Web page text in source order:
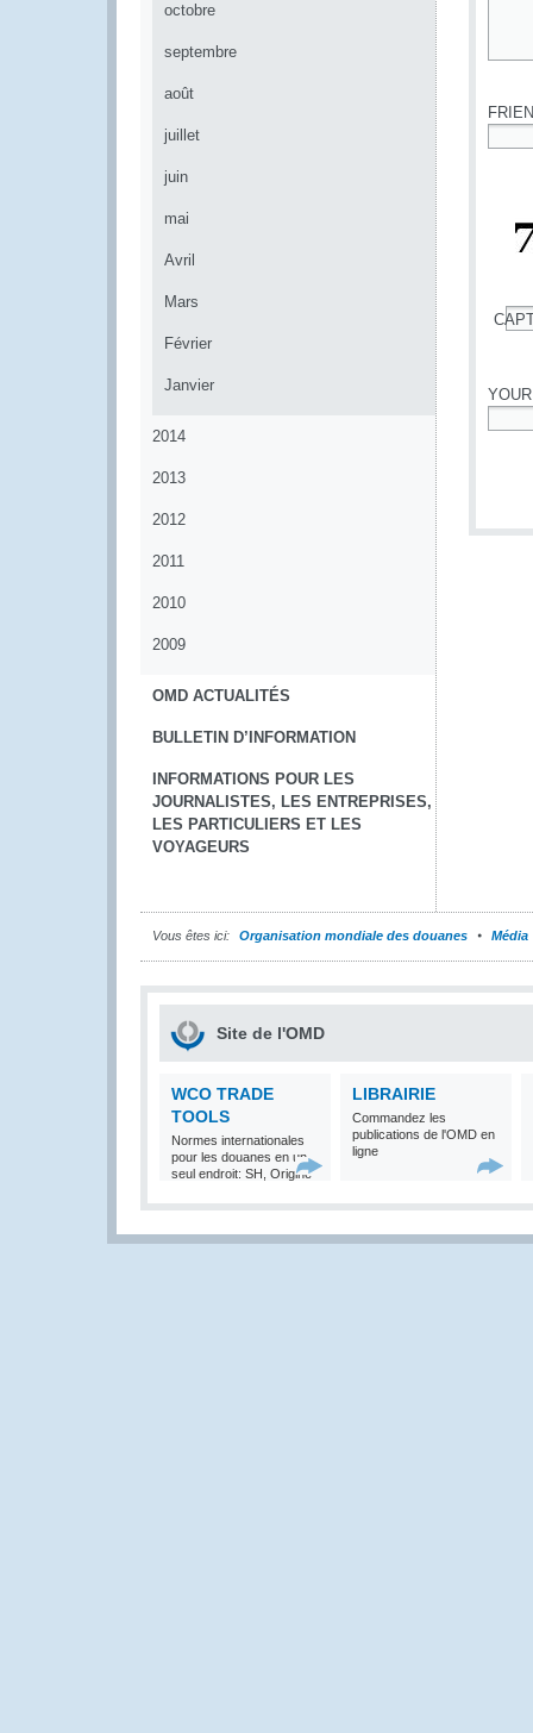
octobre
septembre
août
juillet
juin
mai
Avril
Mars
Février
Janvier
2014
2013
2012
2011
2010
2009
OMD ACTUALITÉS
BULLETIN D’INFORMATION
INFORMATIONS POUR LES
JOURNALISTES, LES ENTREPRISES,
LES PARTICULIERS ET LES
VOYAGEURS
Vous êtes ici: Organisation mondiale des douanes Média
Site de l'OMD
WCO TRADE
TOOLS
Normes internationales
pour les douanes en un
seul endroit: SH, Origine
LIBRAIRIE
Commandez les
publications de l'OMD en
ligne